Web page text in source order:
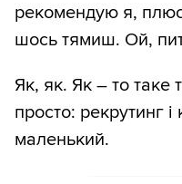
рекомендую я, плюс
шось тямиш. Ой,
Як, як. Як – то таке
просто: рекрутинг
маленький.